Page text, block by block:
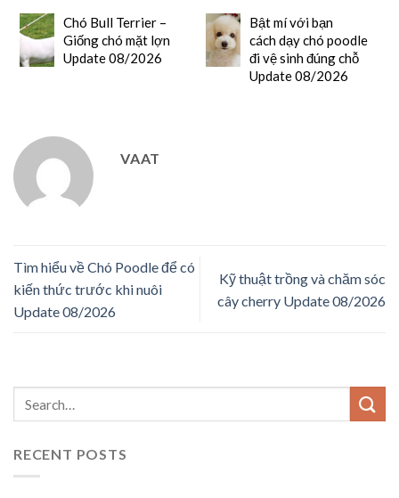
Chó Bull Terrier –
Giống chó mặt lợn
Update 08/2026
Bật mí với bạn
cách dạy chó poodle
đi vệ sinh đúng chỗ
Update 08/2026
VAAT
Tìm hiểu về Chó Poodle để có
kiến thức trước khi nuôi
Update 08/2026
Kỹ thuật trồng và chăm sóc
cây cherry Update 08/2026
RECENT POSTS